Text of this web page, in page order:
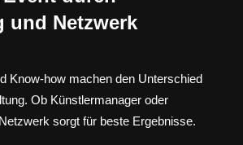
und Netzwerk
Know-how machen den Unterschied
Ob Künstlermanager oder
sorgt für beste Ergebnisse.